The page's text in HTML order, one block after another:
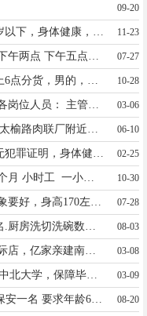
09-20
11-23
07-27
10-28
03-06
06-10
02-25
滨河东路小学招聘 洗碗工3500一个月 小时工 一小时20块钱 三个小时 （12点到3点） 联系电话 张 17635369295 10-30
急招安保一名 年龄60岁左右，形象要好，身高170左右，体重75公斤以内 上班时间：早8点至晚6点 节假日倒班休息 工资2500+300 地址：南内环西街万柏林政务大厅 联系电话：13934110479 07-28
08-03
急招聘短促 地址：亿家亲亲海国际店，亿家亲建南店，快乐购锦煕店 时间：9：30～12：00，15：00～20：30 日期：3月7日，8日，14日，15日，4天，每天120元 电话：18935107923 03-08
!!学历(中专大专本科)山西大学，中北大学，保障毕业 资格证书(一建二建消防设施操作员)等各种执业证书!保障通过!不过退费有需要联系我 嘎嘎靠谱 03-09
招聘万柏林普国路丰田4S店下夜保安一名 要求年龄60岁以下，身体健康，无不良嗜好，无犯罪记录，能长期工作 上班时间晚上七点半到早晨七点半，十点左右店内巡逻一圈关好水电门窗后睡觉 工资1600。 地址，普国路丰田店 电话，18534253277 08-20